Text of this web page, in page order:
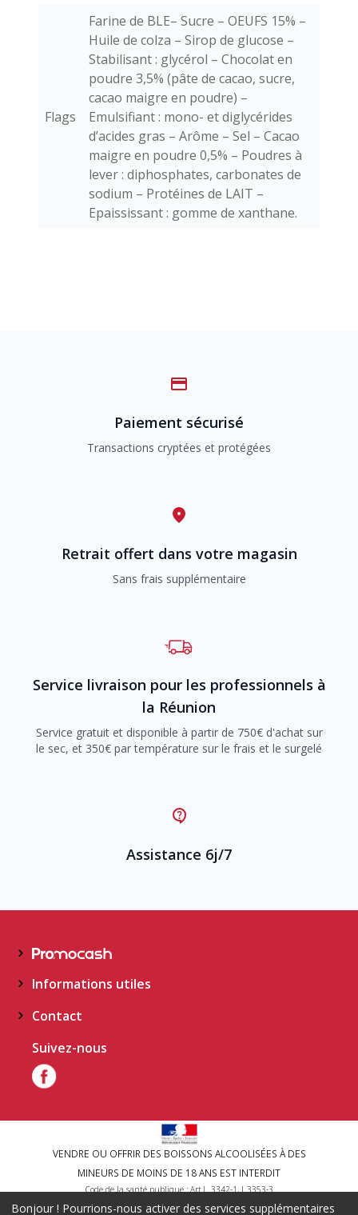
Flags
Farine de BLE– Sucre – OEUFS 15% –
Huile de colza – Sirop de glucose –
Stabilisant : glycérol – Chocolat en
poudre 3,5% (pâte de cacao, sucre,
cacao maigre en poudre) –
Emulsifiant : mono- et diglycérides
d’acides gras – Arôme – Sel – Cacao
maigre en poudre 0,5% – Poudres à
lever : diphosphates, carbonates de
sodium – Protéines de LAIT –
Epaississant : gomme de xanthane.
Paiement sécurisé
Transactions cryptées et protégées
Retrait offert dans votre magasin
Sans frais supplémentaire
Service livraison pour les professionnels à
la Réunion
Service gratuit et disponible à partir de 750€ d'achat sur
le sec, et 350€ par température sur le frais et le surgelé
Assistance 6j/7
Informations utiles
Contact
Suivez-nous
VENDRE OU OFFRIR DES BOISSONS ALCOOLISÉES À DES
MINEURS DE MOINS DE 18 ANS EST INTERDIT
Code de la santé publique : Art.L. 3342-1, L.3353-3
Bonjour ! Pourrions-nous activer des services supplémentaires